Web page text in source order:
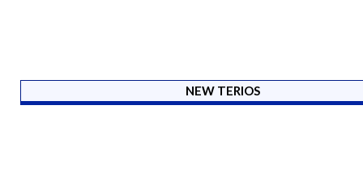
NEW TERIOS